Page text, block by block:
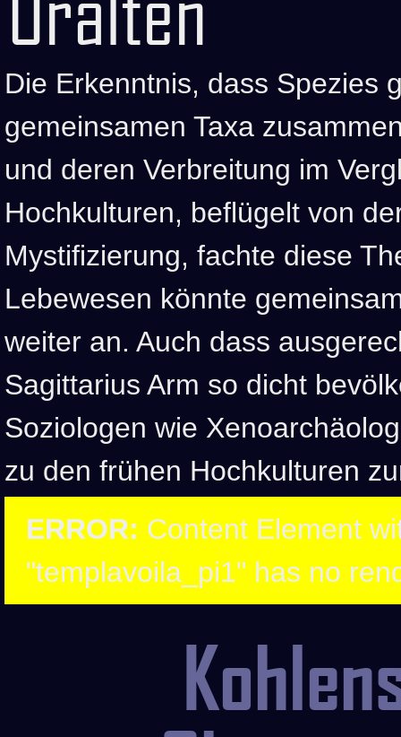
Die Erkenntnis, dass Spezies
gemeinsamen Taxa
und deren Verbreitung im
Hochkulturen, beflügelt von
Mystifizierung, fachte diese
Lebewesen könnte
weiter an. Auch dass
Sagittarius Arm so dicht
Soziologen wie
zu den frühen Hochkulturen
ERROR: Content Element
"templavoila_pi1" has no